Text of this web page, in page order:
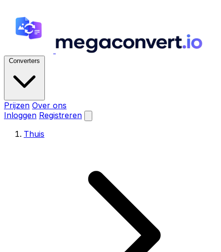
Converters
Prijzen Over ons
Inloggen Registreren
Thuis